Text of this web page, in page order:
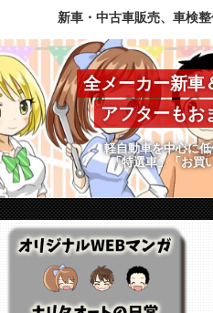
新車・中古車販売、車検
全メーカー新車
アフターもお
軽自動車を中心に
「特選車」「お買